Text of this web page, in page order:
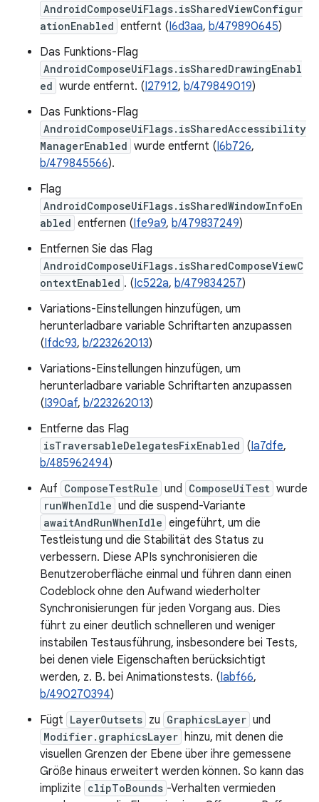
AndroidComposeUiFlags.isSharedViewConfigur
ationEnabled entfernt (I6d3aa, b/479890645)
Das Funktions-Flag
AndroidComposeUiFlags.isSharedDrawingEnabl
ed wurde entfernt. (I27912, b/479849019)
Das Funktions-Flag
AndroidComposeUiFlags.isSharedAccessibility
ManagerEnabled wurde entfernt (I6b726,
b/479845566).
Flag
AndroidComposeUiFlags.isSharedWindowInfoEn
abled entfernen (Ife9a9, b/479837249)
Entfernen Sie das Flag
AndroidComposeUiFlags.isSharedComposeViewC
ontextEnabled . (Ic522a, b/479834257)
Variations-Einstellungen hinzufügen, um
herunterladbare variable Schriftarten anzupassen
(Ifdc93, b/223262013)
Variations-Einstellungen hinzufügen, um
herunterladbare variable Schriftarten anzupassen
(I390af, b/223262013)
Entferne das Flag
isTraversableDelegatesFixEnabled (Ia7dfe,
b/485962494)
Auf ComposeTestRule und ComposeUiTest wurde
runWhenIdle und die suspend-Variante
awaitAndRunWhenIdle eingeführt, um die
Testleistung und die Stabilität des Status zu
verbessern. Diese APIs synchronisieren die
Benutzeroberfläche einmal und führen dann einen
Codeblock ohne den Aufwand wiederholter
Synchronisierungen für jeden Vorgang aus. Dies
führt zu einer deutlich schnelleren und weniger
instabilen Testausführung, insbesondere bei Tests,
bei denen viele Eigenschaften berücksichtigt
werden, z. B. bei Animationstests. (Iabf66,
b/490270394)
Fügt LayerOutsets zu GraphicsLayer und
Modifier.graphicsLayer hinzu, mit denen die
visuellen Grenzen der Ebene über ihre gemessene
Größe hinaus erweitert werden können. So kann das
implizite clipToBounds -Verhalten vermieden